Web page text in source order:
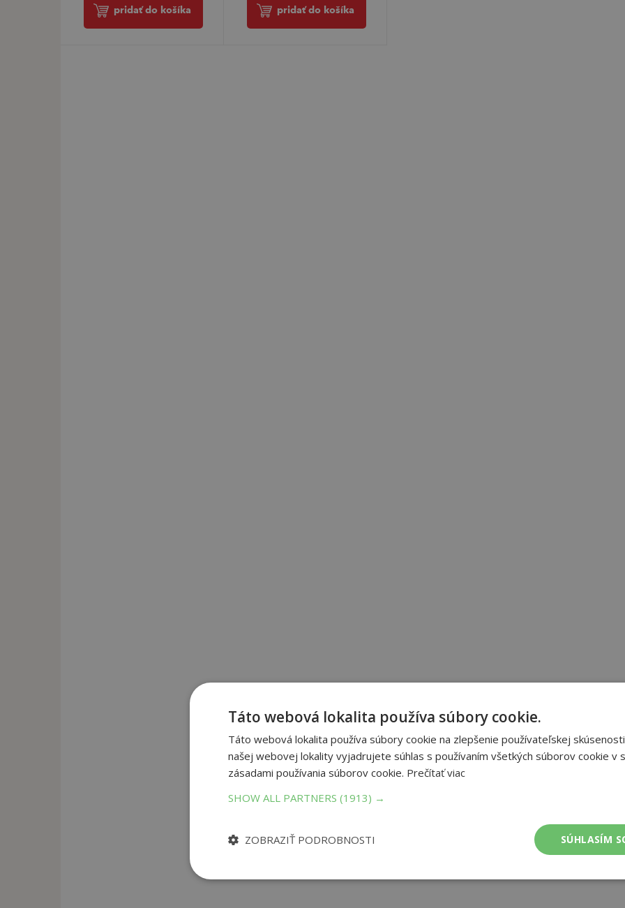
pridať do košíka pridať do košíka
Táto webová lokalita používa súbory cookie.
Táto webová lokalita používa súbory cookie na zlepšenie používateľskej
našej webovej lokality vyjadrujete súhlas s používaním všetkých súborov cookie v
zásadami používania súborov cookie. Prečítať viac
SHOW ALL PARTNERS (1913) →
SÚHLASÍM
ZOBRAZIŤ PODROBNOSTI